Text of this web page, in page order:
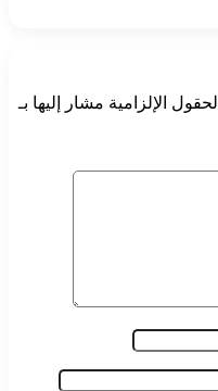
الحقول الإلزامية مشار إليها بـ